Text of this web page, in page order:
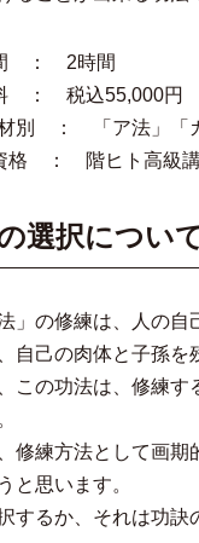
： 2時間
： 税込55,000円
別 ： 「ア法」「
格 ： 階ヒト高級講
選択につい
法」の修練は、人の
自己の肉体と子孫を
この功法は、修練す
修練方法として画
と思います。
するか、それは功訣